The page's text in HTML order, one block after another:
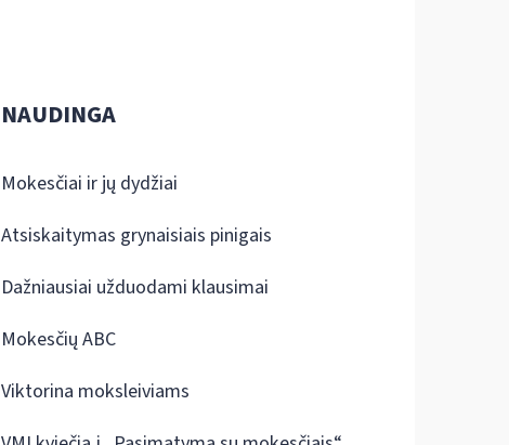
NAUDINGA
Mokesčiai ir jų dydžiai
Atsiskaitymas grynaisiais pinigais
Dažniausiai užduodami klausimai
Mokesčių ABC
Viktorina moksleiviams